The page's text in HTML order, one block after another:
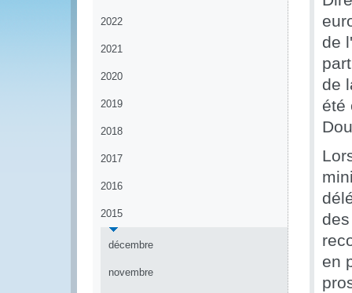
2022
2021
2020
2019
2018
2017
2016
2015
décembre
novembre
de
de
été
en